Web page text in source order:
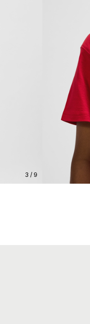
3 / 9